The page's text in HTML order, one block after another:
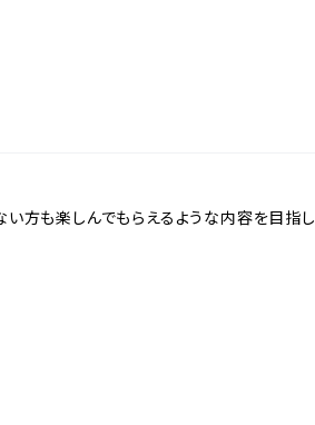
い方も楽しんでもらえるような内容を目指し